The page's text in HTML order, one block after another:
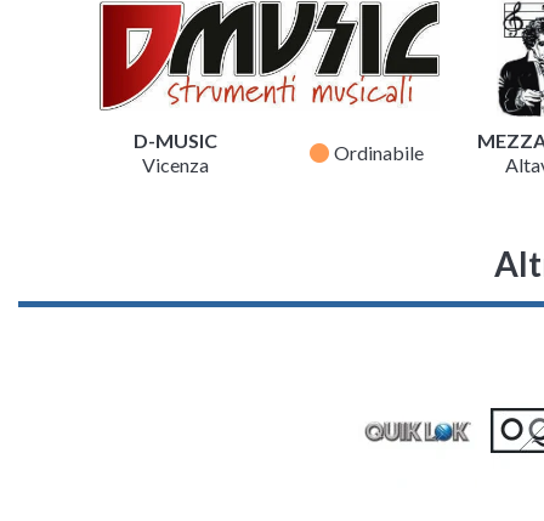
D-MUSIC
Vicenza
fiber_manual_record Ordinabile